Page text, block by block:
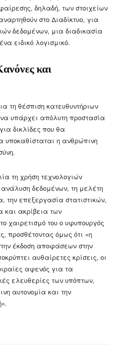
δηλαδή, των στοιχείων
στο Διαδίκτυο, για
δεδομένων, μια διαδικασία
ειδικό λογισμικό.
και
τη θέσπιση κατευθυντήριων
υπάρχει απόλυτη προστασία
δικλίδες που θα
υποκαθίσταται η ανθρώπινη
τη χρήση τεχνολογιών
ανάλυση δεδομένων, τη μελέτη
την επεξεργασία στατιστικών,
και ακρίβεια των
χαιρετισμό του ο υφυπουργός
προσθέτοντας όμως ότι «η
έκδοση αποφάσεων στην
αυθαίρετες κρίσεις, οι
αφενός για τα
ελευθερίες των υπόπτων,
αυτονομία και την